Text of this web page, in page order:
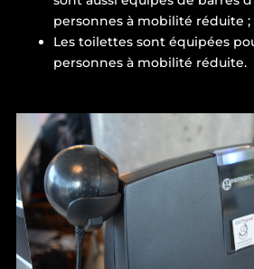
personnes à mobilité réduite ;
Les toilettes sont équipées
personnes à mobilité réduite.